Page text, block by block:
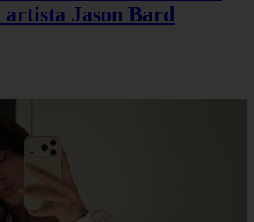
artista Jason Bard